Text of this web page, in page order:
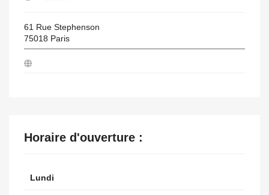
61 Rue Stephenson
75018 Paris
Horaire d'ouverture :
Lundi